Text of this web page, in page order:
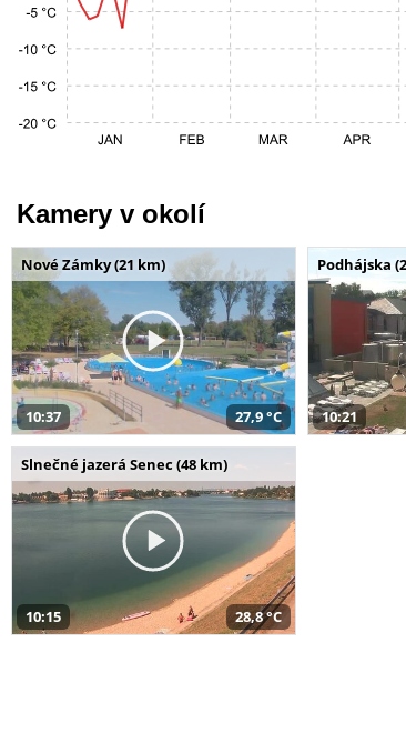
Kamery v okolí
Nové Zámky (21 km)
10:37 27,9 °C
Podhájska
10:21
Slnečné jazerá Senec (48 km)
10:15 28,8 °C